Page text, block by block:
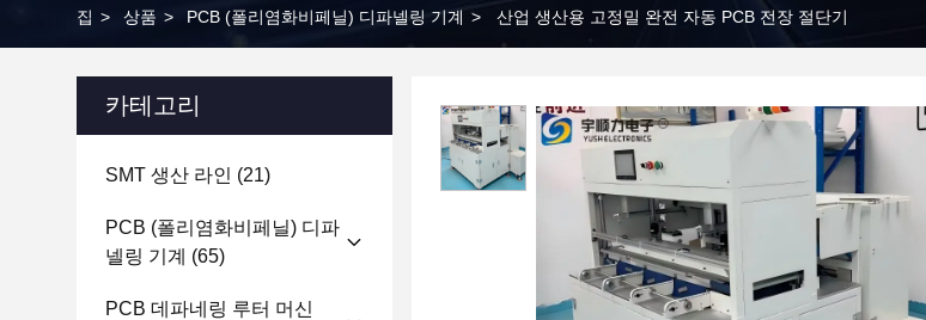
집 > 상품 > PCB (폴리염화비페닐) 디파넬링 기계 > 산업 생산용 고정밀 완전 자동 PCB 전장 절단기
카테고리
SMT 생산 라인 (21)
PCB (폴리염화비페닐) 디파
넬링 기계 (65)
PCB 데파네링 루터 머신